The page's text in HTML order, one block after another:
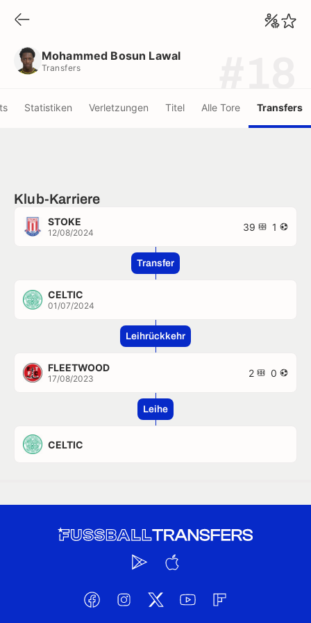
Mohammed Bosun Lawal
Transfers
Statistiken Verletzungen Titel Alle Tore Transfers
Klub-Karriere
STOKE
12/08/2024 39 1
Transfer
CELTIC
01/07/2024
Leihrückkehr
FLEETWOOD
17/08/2023 2 0
Leihe
CELTIC